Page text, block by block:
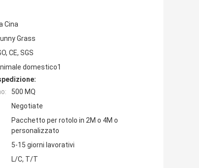
Cina
Grass
CE, SGS
domestico1
500 MQ
Negotiate
Pacchetto per rotolo in 2M o 4M o
personalizzato
5-15 giorni lavorativi
L/C, T/T